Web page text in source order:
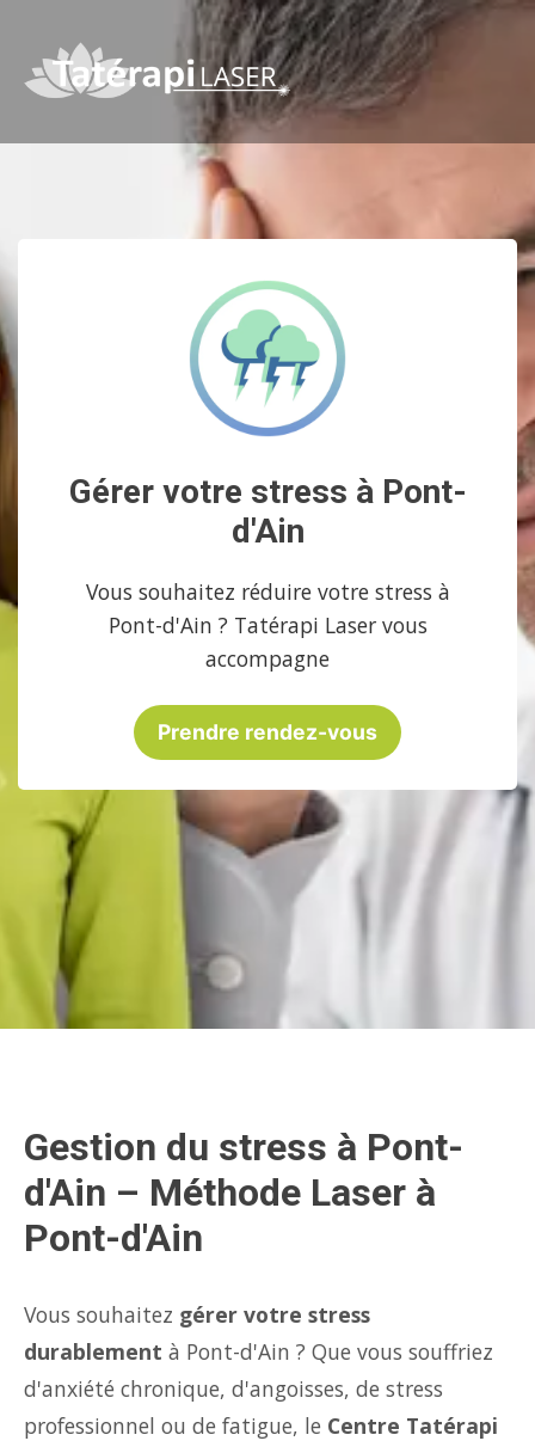
Gérer votre stress à Pont-
d'Ain
Vous souhaitez réduire votre stress à
Pont-d'Ain ? Tatérapi Laser vous
accompagne
Prendre rendez-vous
Gestion du stress à Pont-
d'Ain – Méthode Laser à
Pont-d'Ain
Vous souhaitez gérer votre stress
durablement à Pont-d'Ain ? Que vous souffriez
d'anxiété chronique, d'angoisses, de stress
professionnel ou de fatigue, le Centre Tatérapi